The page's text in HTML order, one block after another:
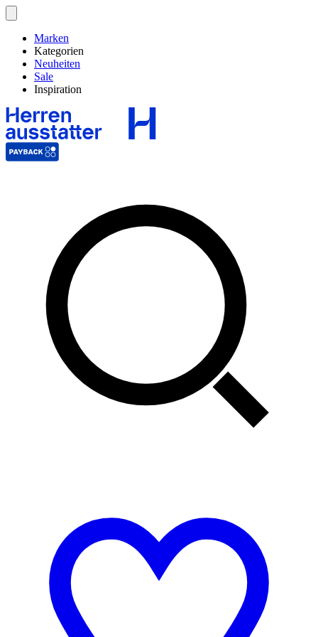
Marken
Kategorien
Neuheiten
Sale
Inspiration